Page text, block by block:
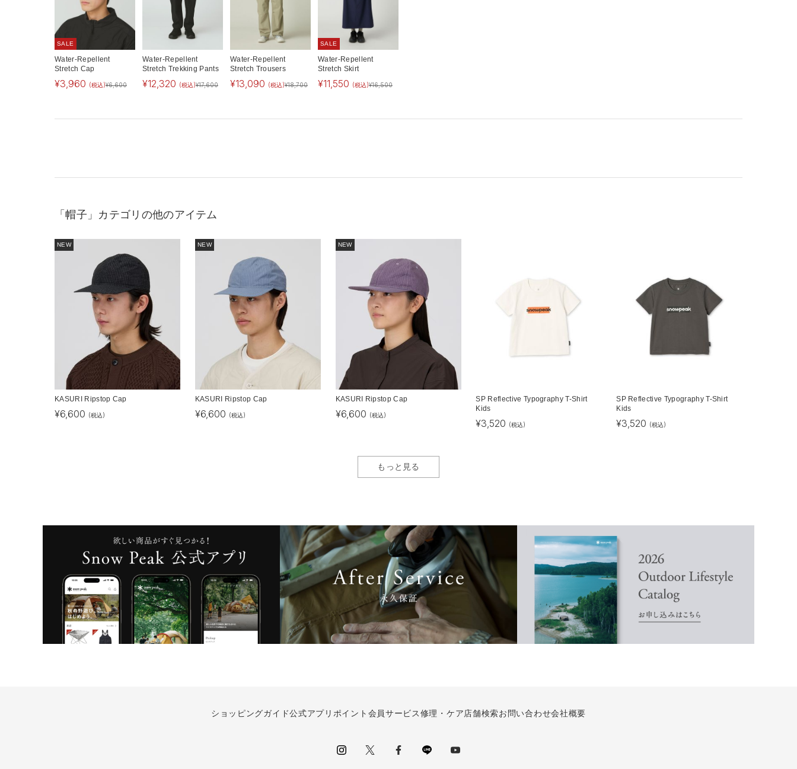
SALE
Water-Repellent
Stretch Cap
¥3,960 (税込)¥6,600
Water-Repellent
Stretch Trekking Pants
¥12,320 (税込)¥17,600
Water-Repellent
Stretch Trousers
¥13,090 (税込)¥18,700
SALE
Water-Repellent
Stretch Skirt
¥11,550 (税込)¥16,500
「帽子」カテゴリの他のアイテム
NEW
KASURI Ripstop Cap
¥6,600 (税込)
NEW
KASURI Ripstop Cap
¥6,600 (税込)
NEW
KASURI Ripstop Cap
¥6,600 (税込)
SP Reflective Typography T-Shirt
Kids
¥3,520 (税込)
SP Reflective Typography T-Shirt
Kids
¥3,520 (税込)
もっと見る
ショッピングガイド公式アプリ ポイント会員サービス修理・ケア店舗検索お問い合わせ会社概要